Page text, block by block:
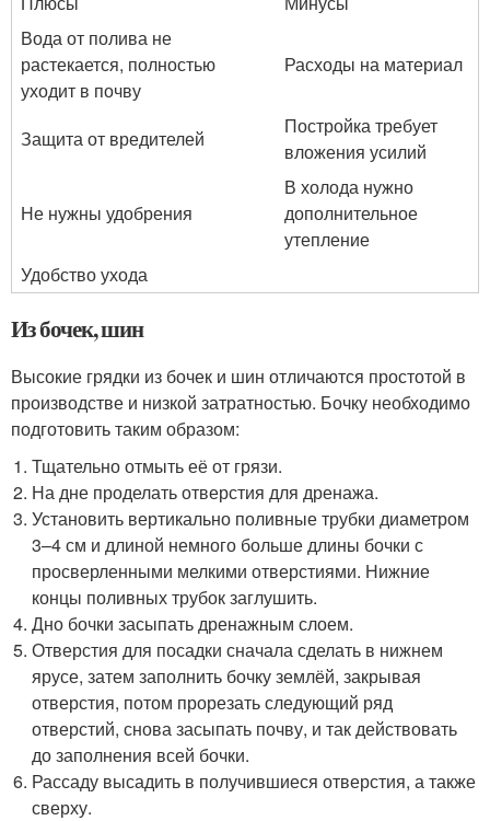
Вода от полива не
растекается, полностью
уходит в почву
Расходы на материал
Защита от вредителей
Постройка требует
вложения усилий
Не нужны удобрения
В холода нужно
дополнительное
утепление
Удобство ухода
Из бочек, шин
Высокие грядки из бочек и шин отличаются простотой в
производстве и низкой затратностью. Бочку необходимо
подготовить таким образом:
Тщательно отмыть её от грязи.
На дне проделать отверстия для дренажа.
Установить вертикально поливные трубки диаметром
3–4 см и длиной немного больше длины бочки с
просверленными мелкими отверстиями. Нижние
концы поливных трубок заглушить.
Дно бочки засыпать дренажным слоем.
Отверстия для посадки сначала сделать в нижнем
ярусе, затем заполнить бочку землёй, закрывая
отверстия, потом прорезать следующий ряд
отверстий, снова засыпать почву, и так действовать
до заполнения всей бочки.
Рассаду высадить в получившиеся отверстия, а также
сверху.